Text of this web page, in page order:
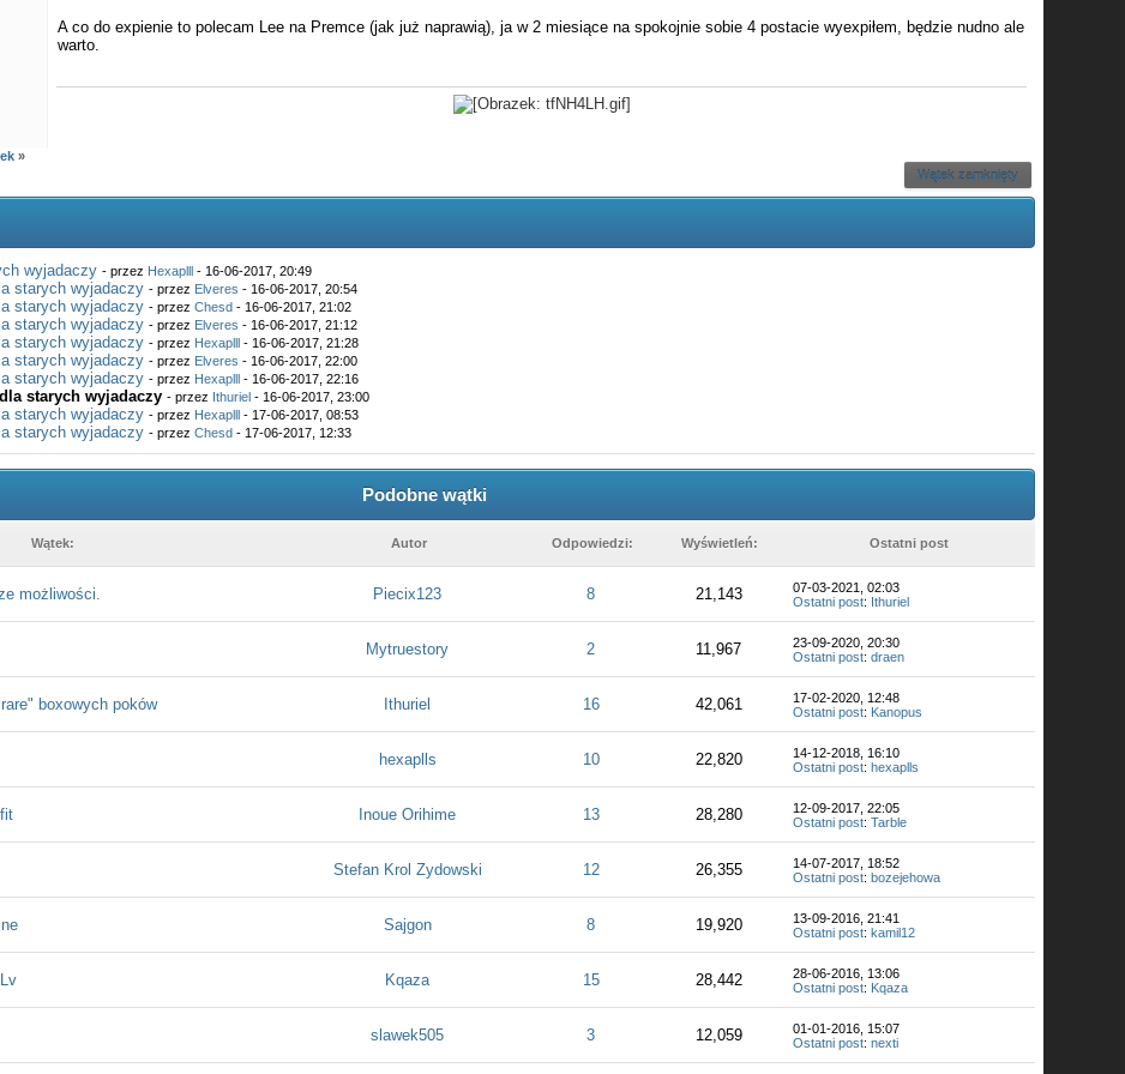
A co do expienie to polecam Lee na Premce (jak już naprawią), ja w 2 miesiące na spokojnie sobie 4 postacie wyexpiłem, będzie nudno ale
warto.
»
Wątek zamknięty
wyjadaczy - przez Hexaplll - 16-06-2017, 20:49
starych wyjadaczy - przez Elveres - 16-06-2017, 20:54
starych wyjadaczy - przezChesd - 16-06-2017, 21:02
starych wyjadaczy - przez Elveres - 16-06-2017, 21:12
starych wyjadaczy - przez Hexaplll - 16-06-2017, 21:28
starych wyjadaczy - przez Elveres - 16-06-2017, 22:00
starych wyjadaczy - przez Hexaplll - 16-06-2017, 22:16
starych wyjadaczy - przez Ithuriel - 16-06-2017, 23:00
starych wyjadaczy - przez Hexaplll - 17-06-2017, 08:53
starych wyjadaczy - przezChesd - 17-06-2017, 12:33
Podobne wątki
Wątek: Autor Odpowiedzi: Wyświetleń: Ostatni post
możliwości. Piecix123 8 21,143
07-03-2021, 02:03
Ostatni post: Ithuriel
Mytruestory 2 11,967
23-09-2020, 20:30
Ostatni post:draen
boxowych poków Ithuriel 16 42,061
17-02-2020, 12:48
Ostatni post: Kanopus
hexaplls 10 22,820
14-12-2018, 16:10
Ostatni post:hexaplls
Inoue Orihime 13 28,280
12-09-2017, 22:05
Ostatni post:Tarble
Stefan Krol Zydowski 12 26,355
14-07-2017, 18:52
Ostatni post:bozejehowa
Sajgon 8 19,920
13-09-2016, 21:41
Ostatni post:kamil12
Kqaza 15 28,442
28-06-2016, 13:06
Ostatni post: Kqaza
slawek505 3 12,059
01-01-2016, 15:07
Ostatni post:nexti